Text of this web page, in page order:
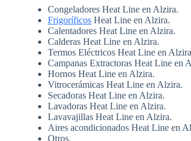
Congeladores Heat Line en Alzira.
Frigoríficos Heat Line en Alzira.
Calentadores Heat Line en Alzira.
Calderas Heat Line en Alzira.
Termos Eléctricos Heat Line en
Campanas Extractoras Heat Line en
Hornos Heat Line en Alzira.
Vitrocerámicas Heat Line en Alzira.
Secadoras Heat Line en Alzira.
Lavadoras Heat Line en Alzira.
Lavavajillas Heat Line en Alzira.
Aires acondicionados Heat Line en
Otros.